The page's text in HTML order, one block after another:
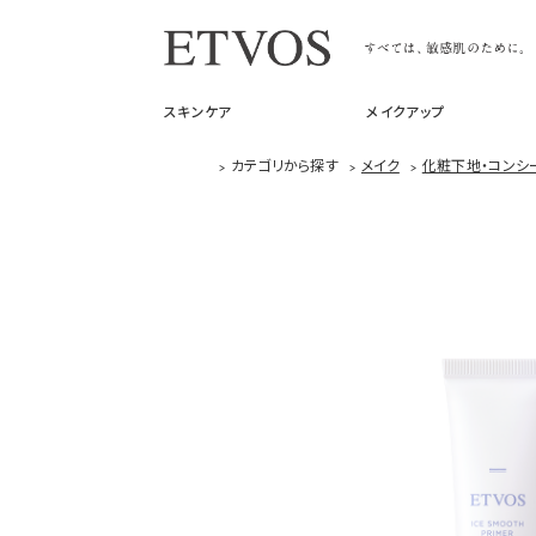
スキンケア メイクアップ
> カテゴリから探す > メイク > 化粧下地・コンシ